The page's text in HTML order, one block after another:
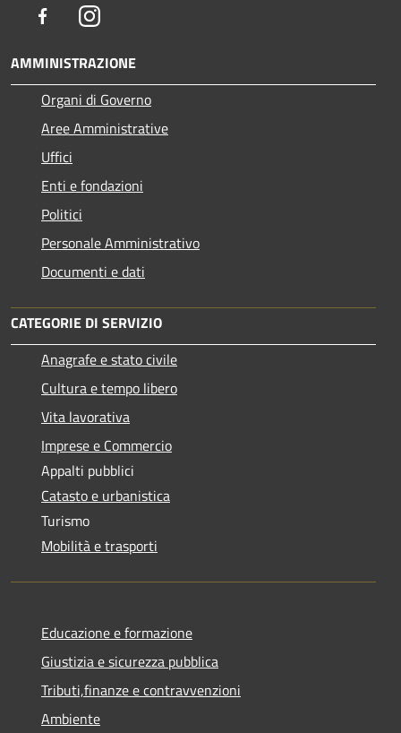
FacebookInstagram
AMMINISTRAZIONE
Organi di Governo
Aree Amministrative
Uffici
Enti e fondazioni
Politici
Personale Amministrativo
Documenti e dati
CATEGORIE DI SERVIZIO
Anagrafe e stato civile
Cultura e tempo libero
Vita lavorativa
Imprese e Commercio
Appalti pubblici
Catasto e urbanistica
Turismo
Mobilità e trasporti
Educazione e formazione
Giustizia e sicurezza pubblica
Tributi,finanze e contravvenzioni
Ambiente